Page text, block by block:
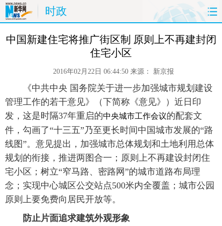
时政
首页 时政 国际 财经
时尚 思客 地方 法治
港澳 台湾 华人 汽车
科技 房产 公司
图片 视频 彩票 食品
旅游 健康 信息化 数据
金融 公益
中国新建住宅将推广街区制 原则上不再建封闭
住宅小区
2016年02月22日 06:44:50 来源： 新京报
《中共中央 国务院关于进一步加强城市规划建设
管理工作的若干意见》（下简称《意见》）近日印
发，这是时隔37年重启的中央城市工作会议的配套文
件，勾画了“十三五”乃至更长时间中国城市发展的“路
线图”。意见提出，加强城市总体规划和土地利用总体
规划的衔接，推进两图合一；原则上不再建设封闭住
宅小区；树立“窄马路、密路网”的城市道路布局理
念；实现中心城区公交站点500米内全覆盖；城市公园
原则上要免费向居民开放等。
防止片面追求建筑外观形象